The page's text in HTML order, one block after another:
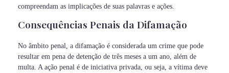
compreendam as implicações de suas palavras e ações.
Consequências Penais da Difamação
No âmbito penal, a difamação é considerada um crime que pode
resultar em pena de detenção de três meses a um ano, além de
multa. A ação penal é de iniciativa privada, ou seja, a vítima deve